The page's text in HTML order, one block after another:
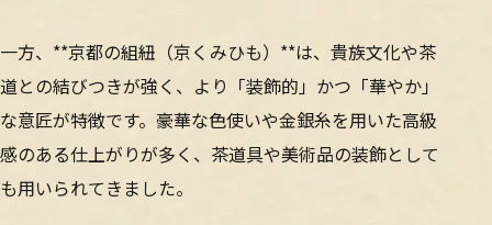
一方、**京都の組紐（京くみひも）**は、貴族文化や茶
道との結びつきが強く、より「装飾的」かつ「華やか」
な意匠が特徴です。豪華な色使いや金銀糸を用いた高級
感のある仕上がりが多く、茶道具や美術品の装飾として
も用いられてきました。